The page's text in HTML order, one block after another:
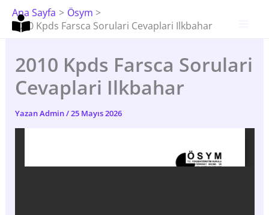
İçeriğe
Atla
Ana Sayfa
Ösym
2010 Kpds Farsca Sorulari Cevaplari Ilkbahar
2010 Kpds Farsca Sorulari
Cevaplari Ilkbahar
YazanAdmin/25 Mayıs 2026